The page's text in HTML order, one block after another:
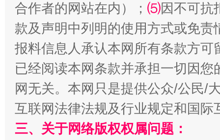
全民健身五年计划来了！等你上场
合作者的网站在内）； ⑸因不可抗
款及声明中列明的使用方式或免责
报料信息人承认本网所有条款方
已经阅读本网条款并承担一切因
网无关。本网只是提供公众/公民/
互联网法律法规及行业规定和国
三、关于网络版权权属问题：